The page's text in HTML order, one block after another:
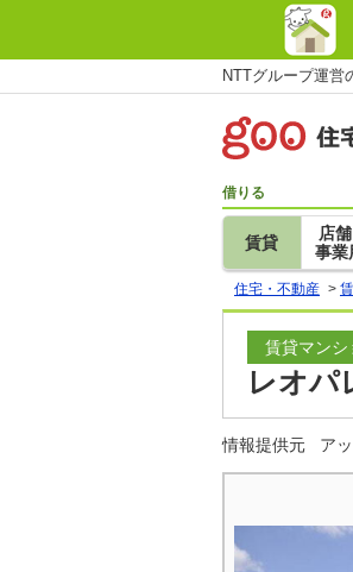
NTTグループ運営
借りる
賃貸
店舗
事業
住宅・不動産 >
賃貸マンシ
レオパ
情報提供元 ア